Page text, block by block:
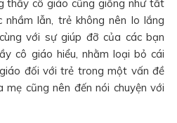
thầy cô giáo cũng giống như tất
nhầm lẫn, trẻ không nên lo lắng
với sự giúp đỡ của các bạn
cô giáo hiểu, nhằm loại bỏ cái
đối với trẻ trong một vấn đề
mẹ cũng nên đến nói chuyện với